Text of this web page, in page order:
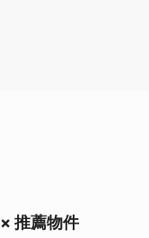
推薦物件